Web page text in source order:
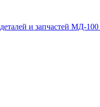
и запчастей МД-100